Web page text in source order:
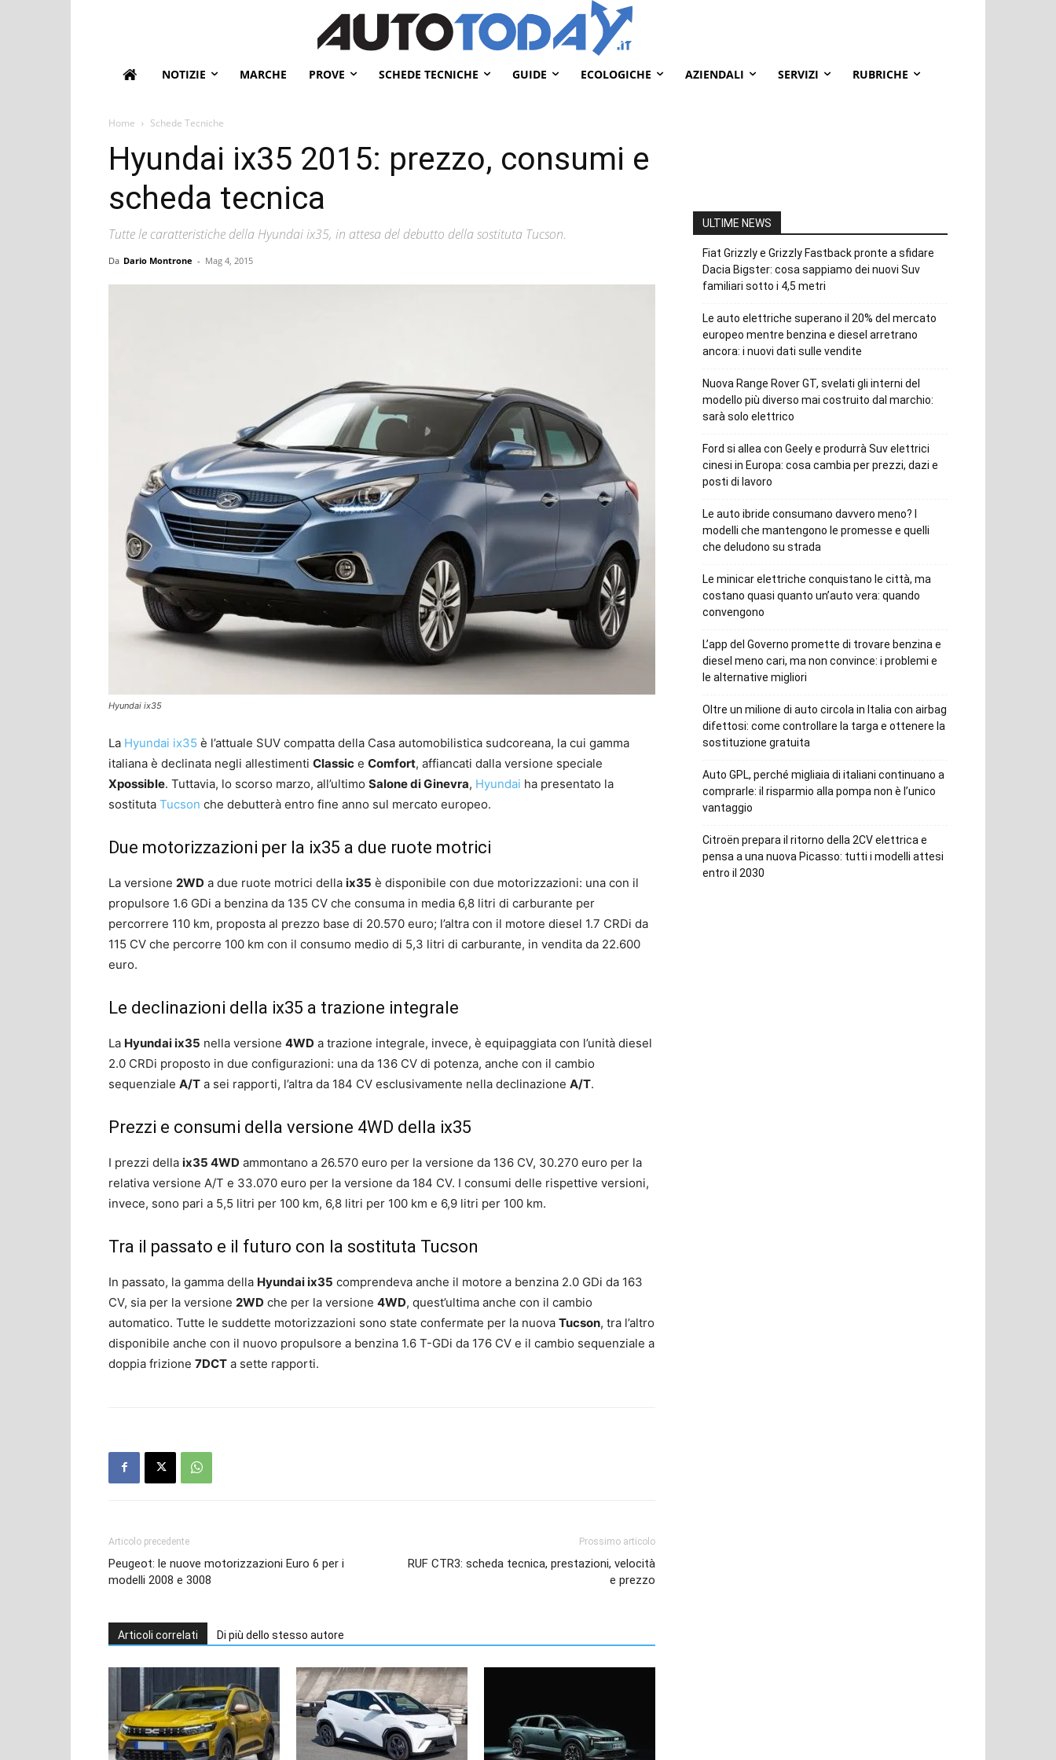
NOTIZIE MARCHE PROVE SCHEDE TECNICHE GUIDE ECOLOGICHE AZIENDALI SERVIZI RUBRICHE
Home Schede Tecniche
Hyundai ix35 2015: prezzo, consumi e
scheda tecnica
Tutte le caratteristiche della Hyundai ix35, in attesa del debutto della sostituta Tucson.
Da Dario Montrone - Mag 4, 2015
Hyundai ix35
La Hyundai ix35 è l’attuale SUV compatta della Casa automobilistica sudcoreana, la cui gamma
italiana è declinata negli allestimenti Classic e Comfort, affiancati dalla versione speciale
Xpossible. Tuttavia, lo scorso marzo, all’ultimo Salone di Ginevra, Hyundai ha presentato la
sostituta Tucson che debutterà entro fine anno sul mercato europeo.
Due motorizzazioni per la ix35 a due ruote motrici
La versione 2WD a due ruote motrici della ix35 è disponibile con due motorizzazioni: una con il
propulsore 1.6 GDi a benzina da 135 CV che consuma in media 6,8 litri di carburante per
percorrere 110 km, proposta al prezzo base di 20.570 euro; l’altra con il motore diesel 1.7 CRDi da
115 CV che percorre 100 km con il consumo medio di 5,3 litri di carburante, in vendita da 22.600
euro.
Le declinazioni della ix35 a trazione integrale
La Hyundai ix35 nella versione 4WD a trazione integrale, invece, è equipaggiata con l’unità diesel
2.0 CRDi proposto in due configurazioni: una da 136 CV di potenza, anche con il cambio
sequenziale A/T a sei rapporti, l’altra da 184 CV esclusivamente nella declinazione A/T.
Prezzi e consumi della versione 4WD della ix35
I prezzi della ix35 4WD ammontano a 26.570 euro per la versione da 136 CV, 30.270 euro per la
relativa versione A/T e 33.070 euro per la versione da 184 CV. I consumi delle rispettive versioni,
invece, sono pari a 5,5 litri per 100 km, 6,8 litri per 100 km e 6,9 litri per 100 km.
Tra il passato e il futuro con la sostituta Tucson
In passato, la gamma della Hyundai ix35 comprendeva anche il motore a benzina 2.0 GDi da 163
CV, sia per la versione 2WD che per la versione 4WD, quest’ultima anche con il cambio
automatico. Tutte le suddette motorizzazioni sono state confermate per la nuova Tucson, tra l’altro
disponibile anche con il nuovo propulsore a benzina 1.6 T-GDi da 176 CV e il cambio sequenziale a
doppia frizione 7DCT a sette rapporti.
Articolo precedente
Peugeot: le nuove motorizzazioni Euro 6 per i
modelli 2008 e 3008
Prossimo articolo
RUF CTR3: scheda tecnica, prestazioni, velocità
e prezzo
Articoli correlati Di più dello stesso autore
ULTIME NEWS
Fiat Grizzly e Grizzly Fastback pronte a sfidare
Dacia Bigster: cosa sappiamo dei nuovi Suv
familiari sotto i 4,5 metri
Le auto elettriche superano il 20% del mercato
europeo mentre benzina e diesel arretrano
ancora: i nuovi dati sulle vendite
Nuova Range Rover GT, svelati gli interni del
modello più diverso mai costruito dal marchio:
sarà solo elettrico
Ford si allea con Geely e produrrà Suv elettrici
cinesi in Europa: cosa cambia per prezzi, dazi e
posti di lavoro
Le auto ibride consumano davvero meno? I
modelli che mantengono le promesse e quelli
che deludono su strada
Le minicar elettriche conquistano le città, ma
costano quasi quanto un’auto vera: quando
convengono
L’app del Governo promette di trovare benzina e
diesel meno cari, ma non convince: i problemi e
le alternative migliori
Oltre un milione di auto circola in Italia con airbag
difettosi: come controllare la targa e ottenere la
sostituzione gratuita
Auto GPL, perché migliaia di italiani continuano a
comprarle: il risparmio alla pompa non è l’unico
vantaggio
Citroën prepara il ritorno della 2CV elettrica e
pensa a una nuova Picasso: tutti i modelli attesi
entro il 2030